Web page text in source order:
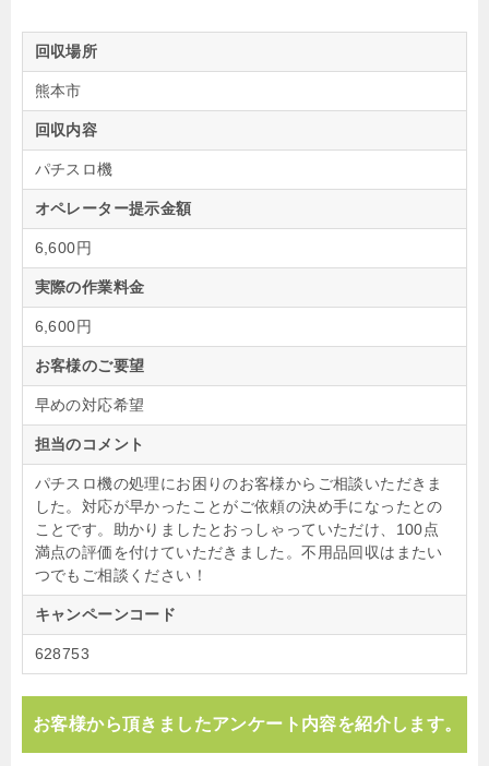
回収場所
熊本市
回収内容
パチスロ機
オペレーター提示金額
6,600円
実際の作業料金
6,600円
お客様のご要望
早めの対応希望
担当のコメント
パチスロ機の処理にお困りのお客様からご相談いただきま
した。対応が早かったことがご依頼の決め手になったとの
ことです。助かりましたとおっしゃっていただけ、100点
満点の評価を付けていただきました。不用品回収はまたい
つでもご相談ください！
キャンペーンコード
628753
お客様から頂きましたアンケート内容を紹介します。